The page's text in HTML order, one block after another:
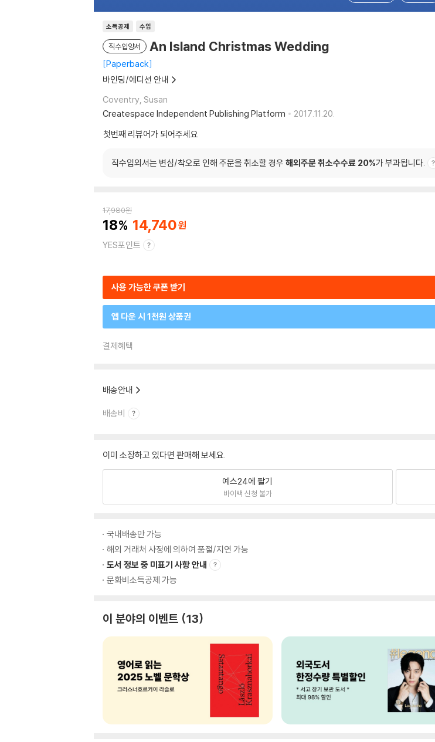
소득공제 수입
직수입양서 An Island Christmas Wedding
Paperback
바인딩/에디션 안내
Coventry, Susan
Createspace Independent Publishing Platform
2017.11.20.
첫번째 리뷰어가 되어주세요
직수입외서는 변심/착오로 인해 주문을 취소할 경우 해외주문 취소수수료 20%가 부과됩니다.
17,980원
18 14,740
YES포인트
사용 가능한 쿠폰 받기
앱 다운 시 1천원 상품권
결제혜택
배송안내
배송비
이미 소장하고 있다면 판매해 보세요.
예스24에 팔기
바이백 신청 불가
국내배송만 가능
해외 거래처 사정에 의하여 품절/지연 가능
도서 정보 중 미표기 사항 안내
문화비소득공제 가능
이 분야의 이벤트 13